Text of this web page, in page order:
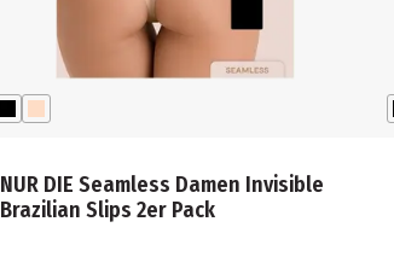
NUR DIE Seamless Damen Invisible
Brazilian Slips 2er Pack